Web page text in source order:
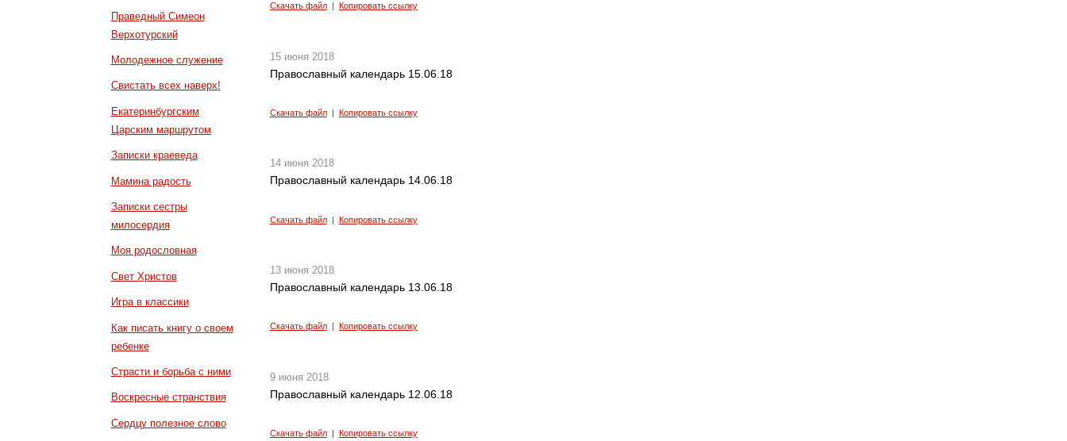
Праведный Симеон
Верхотурский
Молодежное служение
Свистать всех наверх!
Екатеринбургским
Царским маршрутом
Записки краеведа
Мамина радость
Записки сестры
милосердия
Моя родословная
Свет Христов
Игра в классики
Как писать книгу о своем
ребенке
Страсти и борьба с ними
Воскресные странствия
Сердцу полезное слово
Скачать файл| Копировать ссылку
15 июня 2018
Православный календарь 15.06.18
Скачать файл| Копировать ссылку
14 июня 2018
Православный календарь 14.06.18
Скачать файл| Копировать ссылку
13 июня 2018
Православный календарь 13.06.18
Скачать файл| Копировать ссылку
9 июня 2018
Православный календарь 12.06.18
Скачать файл| Копировать ссылку